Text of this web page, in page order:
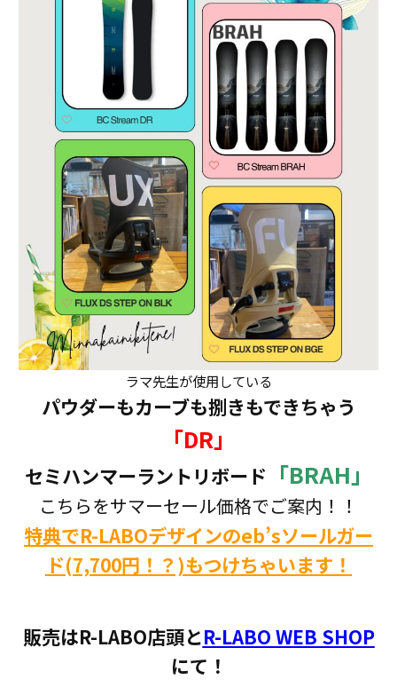
ラマ先生が使用している
パウダーもカーブも捌きもできちゃう
「DR」
セミハンマーラントリボード 「BRAH」
こちらをサマーセール価格でご案内！！
特典でR-LABOデザインのeb’sソールガー
ド(7,700円！？)もつけちゃいます！
販売はR-LABO店頭とR-LABO WEB SHOP
にて！